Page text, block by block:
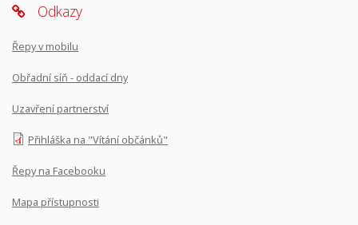
Odkazy
Řepy v mobilu
Obřadní síň - oddací dny
Uzavření partnerství
Přihláška na "Vítání občánků"
Řepy na Facebooku
Mapa přístupnosti